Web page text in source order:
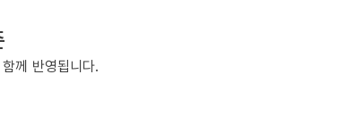
께 반영됩니다.